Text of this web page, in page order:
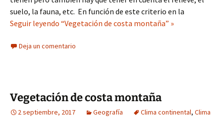
suelo, la fauna, etc. En función de este criterio en la
Seguir leyendo “Vegetación de costa montaña” »
Deja un comentario
Vegetación de costa montaña
2 septiembre, 2017 Geografía Clima continental, Clima